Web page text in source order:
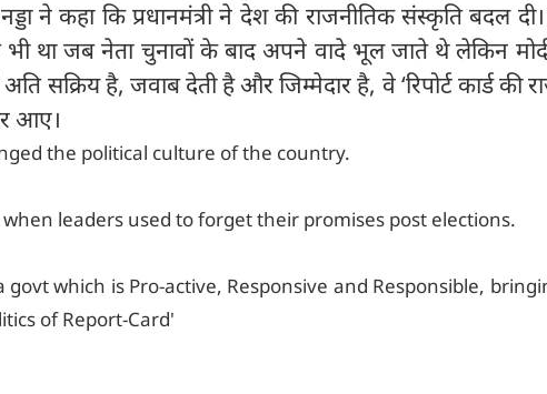
ने कहा कि प्रधानमंत्री ने देश की राजनीतिक संस्कृति बदल
था जब नेता चुनावों के बाद अपने वादे भूल जाते थे लेकिन
सक्रिय है, जवाब देती है और जिम्मेदार है, वे ‘रिपोर्ट कार्ड की
आए।
the political culture of the country.
leaders used to forget their promises post elections.
govt which is Pro-active, Responsive and Responsible,
of Report-Card'